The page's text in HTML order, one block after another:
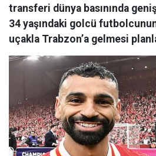
transferi dünya basınında
34 yaşındaki golcü
uçakla Trabzon’a gelmesi